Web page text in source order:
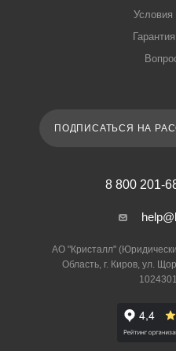
Условия
ПОДПИСАТЬСЯ НА
8 800 201-
АО "Кристалл"
Область, г. Киров, ул.